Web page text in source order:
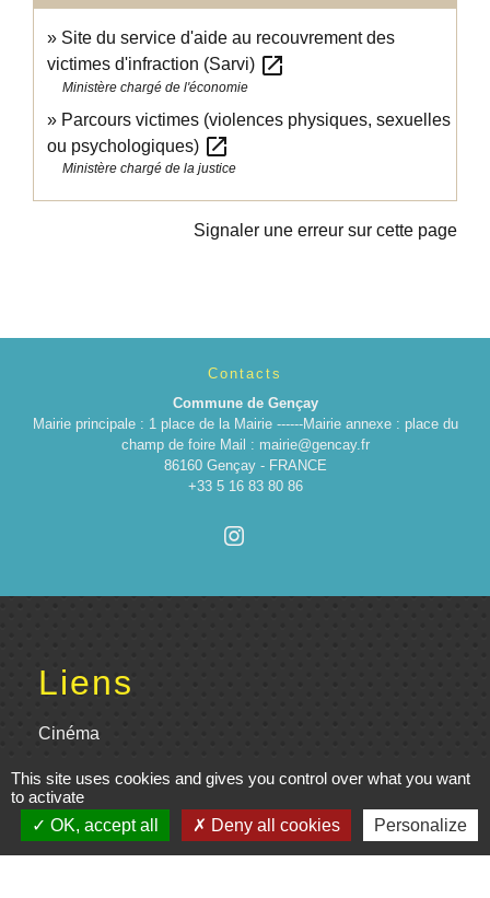
Site du service d'aide au recouvrement des
victimes d'infraction (Sarvi) open_in_new
Ministère chargé de l'économie
Parcours victimes (violences physiques, sexuelles
ou psychologiques) open_in_new
Ministère chargé de la justice
Signaler une erreur sur cette page
Contacts
Commune de Gençay
Mairie principale : 1 place de la Mairie ------Mairie annexe : place du
champ de foire Mail : mairie@gencay.fr
86160 Gençay - FRANCE
+33 5 16 83 80 86
Liens
Cinéma
Office de tourisme du Civraisien
en Poitou
Actualités communauté de
This site uses cookies and gives you control over what you want
to activate
OK, accept all
Deny all cookies Personalize